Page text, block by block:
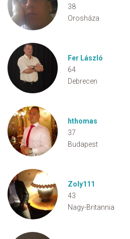
38
Orosháza
Fer László
64
Debrecen
hthomas
37
Budapest
Zoly111
43
Nagy-Britannia